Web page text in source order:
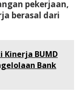
pekerjaan,
berasal dari
Kinerja BUMD
Bank